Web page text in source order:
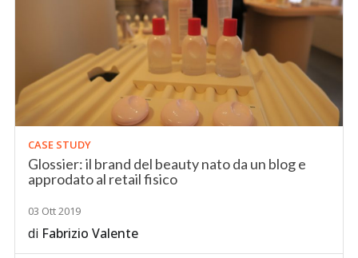
CASE STUDY
Glossier: il brand del beauty nato da un blog e
approdato al retail fisico
03 Ott 2019
di Fabrizio Valente